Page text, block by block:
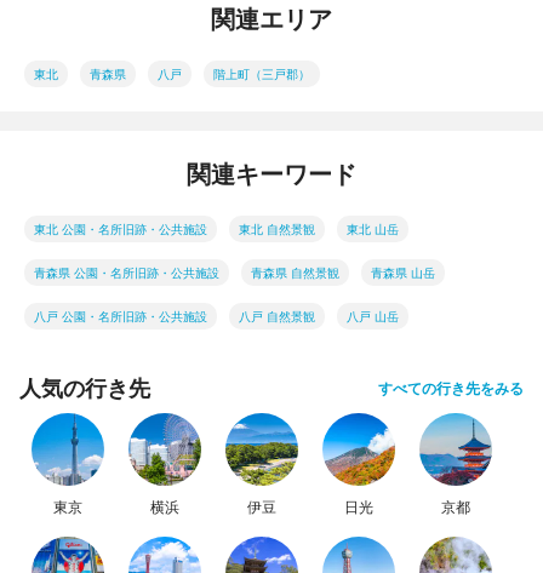
関連エリア
東北 青森県 八戸 階上町（三戸郡）
関連キーワード
東北 公園・名所旧跡・公共施設 東北 自然景観 東北 山岳
青森県 公園・名所旧跡・公共施設 青森県 自然景観 青森県 山岳
八戸 公園・名所旧跡・公共施設 八戸 自然景観 八戸 山岳
人気の行き先 すべての行き先をみる
東京 横浜 伊豆 日光 京都